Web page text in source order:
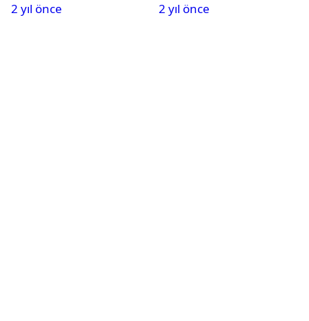
2 yıl önce
2 yıl önce